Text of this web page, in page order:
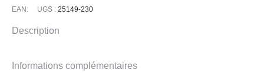
EAN: UGS : 25149-230
Description
Informations complémentaires